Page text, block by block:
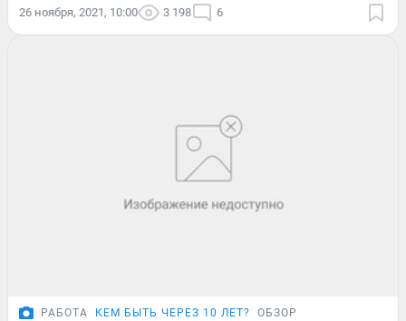
26 ноября, 2021, 10:00 3 198 6
РАБОТА КЕМ БЫТЬ ЧЕРЕЗ 10 ЛЕТ? ОБЗОР